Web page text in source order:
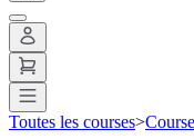
Toutes les courses>